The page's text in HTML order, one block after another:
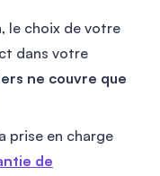
le choix de votre
dans votre
ne couvre que
prise en charge
de